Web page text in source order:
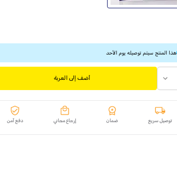
هذا المنتج سيتم توصيله يوم الأحد
أضف إلى العربة
توصيل سريع ضمان إرجاع مجاني دفع آمن